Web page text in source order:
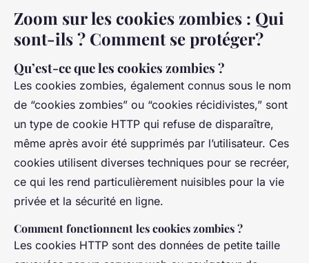
Zoom sur les cookies zombies : Qui
sont-ils ? Comment se protéger?
Qu’est-ce que les cookies zombies ?
Les cookies zombies, également connus sous le nom
de “cookies zombies” ou “cookies récidivistes,” sont
un type de cookie HTTP qui refuse de disparaître,
même après avoir été supprimés par l’utilisateur. Ces
cookies utilisent diverses techniques pour se recréer,
ce qui les rend particulièrement nuisibles pour la vie
privée et la sécurité en ligne.
Comment fonctionnent les cookies zombies ?
Les cookies HTTP sont des données de petite taille